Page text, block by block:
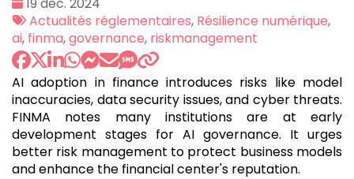
: Tags
:
Actualités réglementaires, Résilience numérique,
ai, finma,governance, riskmanagement
AI adoption in finance introduces risks like model
inaccuracies, data security issues, and cyber threats.
FINMA notes many institutions are at early
development stages for AI governance. It urges
better risk management to protect business models
and enhance the financial center's reputation.